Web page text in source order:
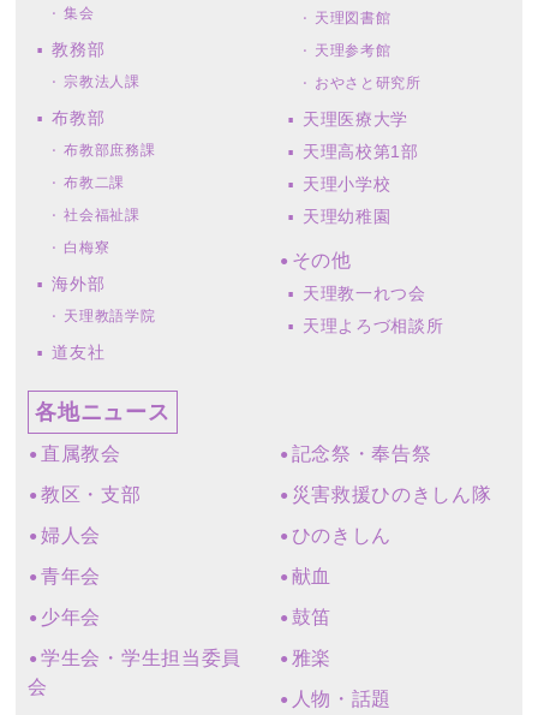
集会
教務部
宗教法人課
布教部
布教部庶務課
布教二課
社会福祉課
白梅寮
海外部
天理教語学院
道友社
天理図書館
天理参考館
おやさと研究所
天理医療大学
天理高校第1部
天理小学校
天理幼稚園
その他
天理教一れつ会
天理よろづ相談所
各地ニュース
直属教会
教区・支部
婦人会
青年会
少年会
学生会・学生担当委員
会
記念祭・奉告祭
災害救援ひのきしん隊
ひのきしん
献血
鼓笛
雅楽
人物・話題